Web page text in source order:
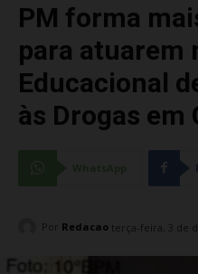
PM forma
para atuarem
Educacional
às Drogas em
Por Redacao terça-feira, 3 de